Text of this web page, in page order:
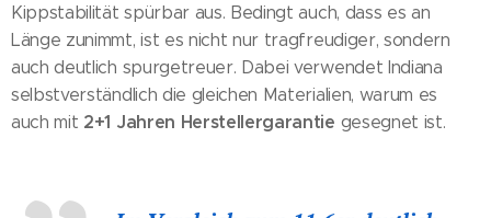
Kippstabilität spürbar aus. Bedingt auch, dass es an
Länge zunimmt, ist es nicht nur tragfreudiger, sondern
auch deutlich spurgetreuer. Dabei verwendet Indiana
selbstverständlich die gleichen Materialien, warum es
auch mit 2+1 Jahren Herstellergarantie gesegnet ist.